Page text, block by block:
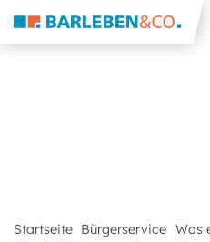
Startseite Bürgerservice Was